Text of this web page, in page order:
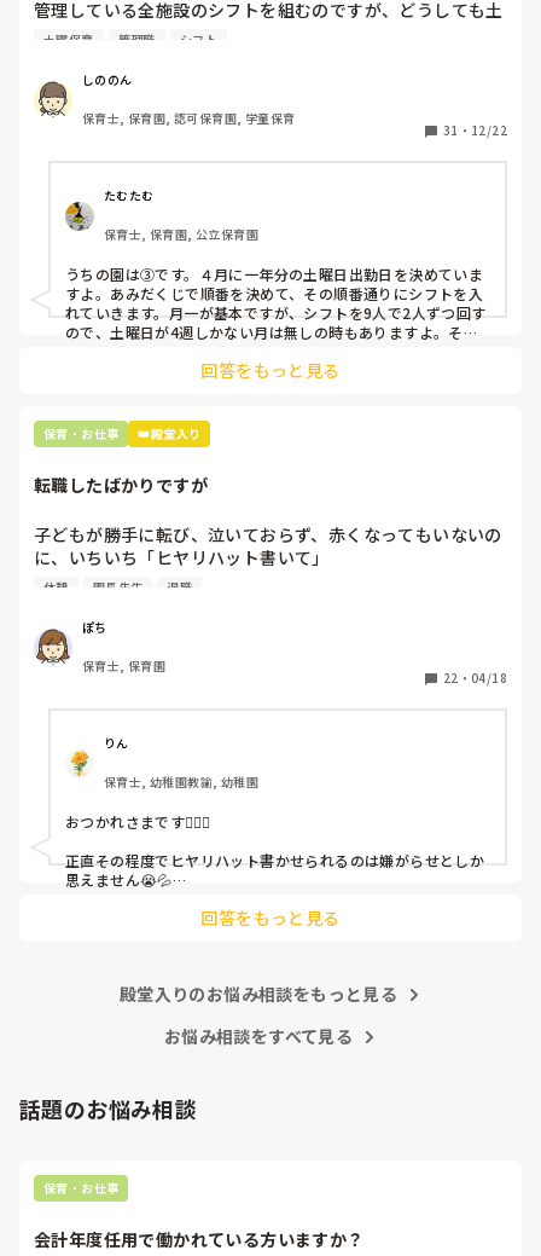
管理している全施設のシフトを組むのですが、どうしても土
曜保育だけは入れる方が少なく、いつも苦労しています。
て入職しているはずですが、いざ勤務が始まると一日も土曜
出勤が出来ない方ばかりです。
①土曜日の希望休は2日まで、と制限をかける
②毎月、必ず土曜保育に入ることのできる日を1日だけピッ
クアップしてもらう
③仮シフトが出た時、土曜出勤が難しければ自身で代わりの
人を交渉して見つけてもらう
上記のいずれかの対策を取り入れることを考えています。
土曜保育 管理職 シフト
しののん
保育士, 保育園, 認可保育園, 学童保育
31 ・ 12/22
たむたむ
保育士, 保育園, 公立保育園
うちの園は③です。４月に一年分の土曜日出勤日を決めていま
すよ。あみだくじで順番を決めて、その順番通りにシフトを入
れていきます。月一が基本ですが、シフトを9人で2人ずつ回す
ので、土曜日が4週しかない月は無しの時もありますよ。その
て貰い、主任に報告してます。
回答をもっと見る
保育・お仕事 👑殿堂入り
転職したばかりですが
子どもが勝手に転び、泣いておらず、赤くなってもいないの
に、いちいち「ヒヤリハット書いて」
と書かされ
（そう言う本人は書かない）
しかも、上司に↑この内容でも
ちゃんと考えて対策を練って書き込むようにと。
呼ばれて一緒に対策を考えさせられること多数
これだけで30〜40分拘束されて辛いです
皆さんの園はどうですか?
休憩 園長先生 退職
ぽち
保育士, 保育園
22 ・ 04/18
りん
保育士, 幼稚園教諭, 幼稚園
おつかれさまです🙇🏻‍♀️
正直その程度でヒヤリハット書かせられるのは嫌がらせとしか
思えません😭💦
回答をもっと見る
殿堂入りのお悩み相談をもっと見る
お悩み相談をすべて見る
話題のお悩み相談
保育・お仕事
会計年度任用で働かれている方いますか？